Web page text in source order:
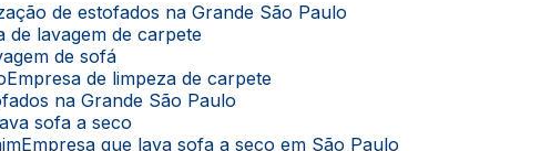
de estofados na Grande São Paulo
de lavagem de carpete
de sofá
Empresa de limpeza de carpete
na Grande São Paulo
sofa a seco
Empresa que lava sofa a seco em São Paulo